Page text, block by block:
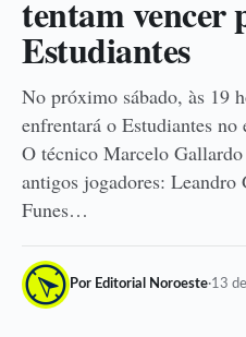
tentam vencer
Estudiantes
No próximo sábado, às 19
enfrentará o Estudiantes
O técnico Marcelo
antigos jogadores:
Funes…
Por Editorial Noroeste·13